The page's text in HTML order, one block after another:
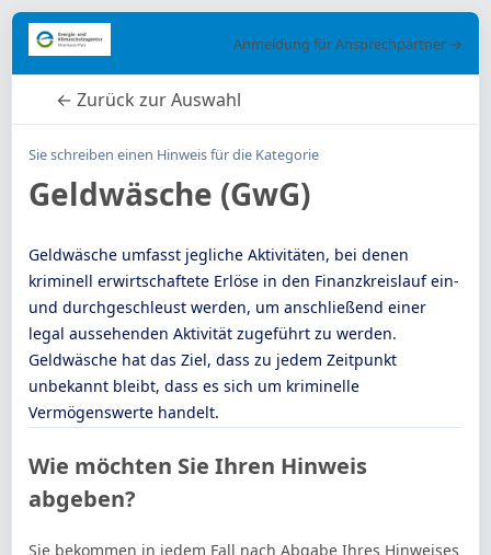
Anmeldung für Ansprechpartner →
← Zurück zur Auswahl
Sie schreiben einen Hinweis für die Kategorie
Geldwäsche (GwG)
Geldwäsche umfasst jegliche Aktivitäten, bei denen
kriminell erwirtschaftete Erlöse in den Finanzkreislauf ein-
und durchgeschleust werden, um anschließend einer
legal aussehenden Aktivität zugeführt zu werden.
Geldwäsche hat das Ziel, dass zu jedem Zeitpunkt
unbekannt bleibt, dass es sich um kriminelle
Vermögenswerte handelt.
Wie möchten Sie Ihren Hinweis
abgeben?
Sie bekommen in jedem Fall nach Abgabe Ihres Hinweises